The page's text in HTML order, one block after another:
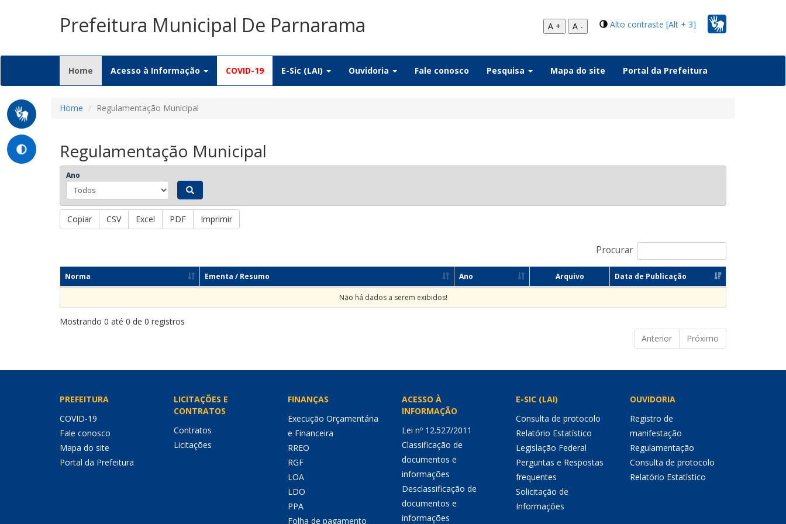
Prefeitura Municipal De Parnarama Alto contraste [Alt + 3]
A + A -
Home (current)
Acesso à Informação COVID-19 E-Sic (LAI) Ouvidoria Fale conosco Pesquisa Mapa do site Portal da Prefeitura
Home Regulamentação Municipal
Regulamentação Municipal
Ano
Copiar CSV Excel PDF Imprimir
Procurar
Norma Ementa / Resumo Ano Arquivo Data de Publicação
Não há dados a serem exibidos!
Mostrando 0 até 0 de 0 registros
Anterior
Próximo
PREFEITURA
COVID-19
Fale conosco
Mapa do site
Portal da Prefeitura
LICITAÇÕES E
CONTRATOS
Contratos
Licitações
FINANÇAS
Execução Orçamentária
e Financeira
RREO
RGF
LOA
LDO
PPA
Folha de pagamento
ACESSO À
INFORMAÇÃO
Lei nº 12.527/2011
Classificação de
documentos e
informações
Desclassificação de
documentos e
informações
E-SIC (LAI)
Consulta de protocolo
Relatório Estatístico
Legislação Federal
Perguntas e Respostas
frequentes
Solicitação de
Informações
OUVIDORIA
Registro de
manifestação
Regulamentação
Consulta de protocolo
Relatório Estatístico